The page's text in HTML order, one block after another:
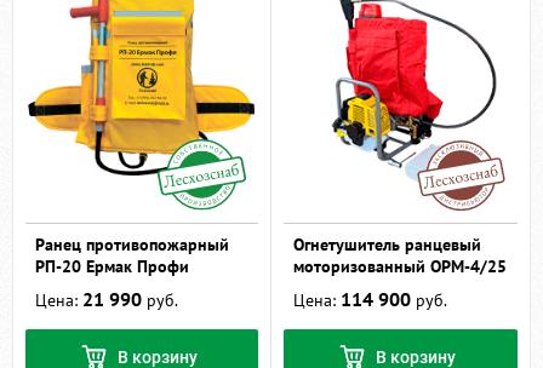
Ранец противопожарный
РП-20 Ермак Профи
Цена: 21 990 руб.
В корзину
Огнетушитель ранцевый
моторизованный ОРМ-4/25
Цена: 114 900 руб.
В корзину